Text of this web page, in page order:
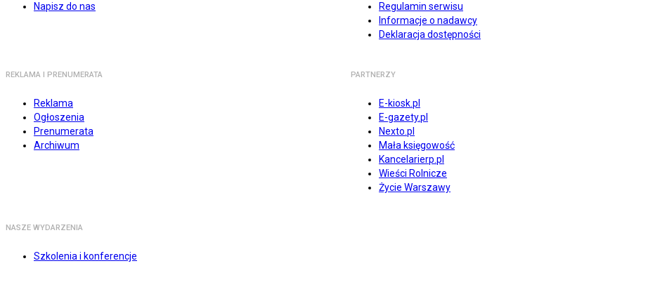
Napisz do nas
Regulamin serwisu
Informacje o nadawcy
Deklaracja dostępności
REKLAMA I PRENUMERATA
Reklama
Ogłoszenia
Prenumerata
Archiwum
PARTNERZY
E-kiosk.pl
E-gazety.pl
Nexto.pl
Mała księgowość
Kancelarierp.pl
Wieści Rolnicze
Życie Warszawy
NASZE WYDARZENIA
Szkolenia i konferencje